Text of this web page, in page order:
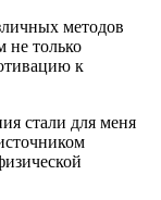
методов
не только
к
стали для меня